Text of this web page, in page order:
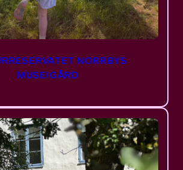
NORRBYS
MUSEIGÅRD